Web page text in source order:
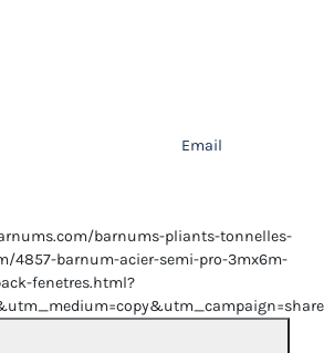
Email
barnums-pliants-tonnelles-
4857-barnum-acier-semi-pro-3mx6m-
fenetres.html?